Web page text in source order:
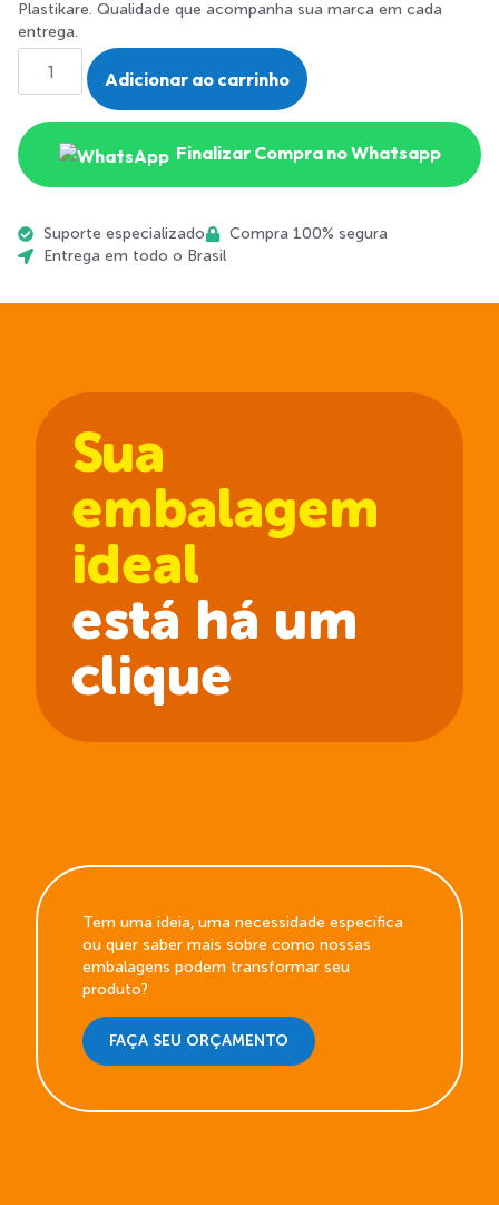
Plastikare. Qualidade que acompanha sua marca em cada
entrega.
Adicionar ao carrinho
Finalizar Compra no Whatsapp
Suporte especializado
Compra 100% segura
Entrega em todo o Brasil
Sua
embalagem
ideal
está há um
clique
Tem uma ideia, uma necessidade específica
ou quer saber mais sobre como nossas
embalagens podem transformar seu
produto?
FAÇA SEU ORÇAMENTO